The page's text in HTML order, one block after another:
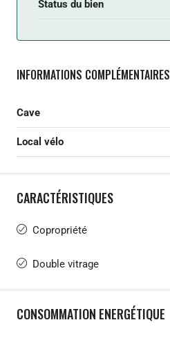
Status du bien
INFORMATIONS COMPLÉMENTAIRES
Cave
Local vélo
CARACTÉRISTIQUES
Copropriété
Double vitrage
CONSOMMATION ENERGÉTIQUE